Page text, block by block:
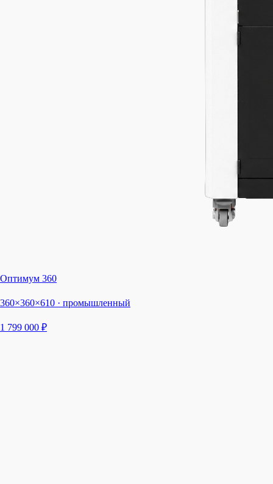
Оптимум 360
360×360×610 · промышленный
1 799 000 ₽